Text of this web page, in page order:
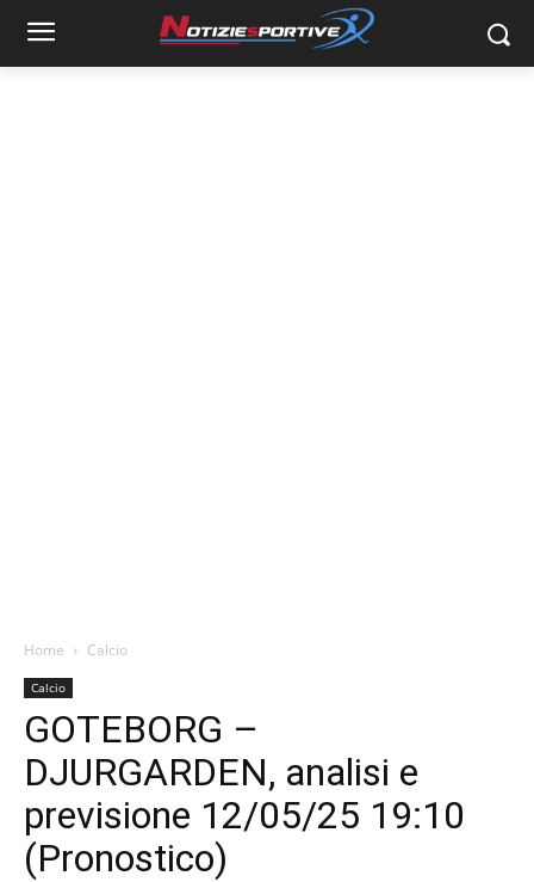
Home Calcio
Calcio
GOTEBORG –
DJURGARDEN, analisi e
previsione 12/05/25 19:10
(Pronostico)